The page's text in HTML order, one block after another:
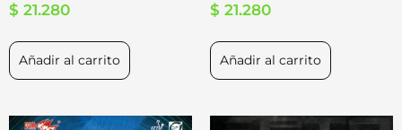
$ 21.280
Añadir al carrito
$ 21.280
Añadir al carrito